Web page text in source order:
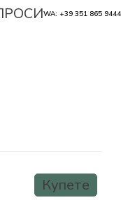
Купете
WA: +39 351 865 9444